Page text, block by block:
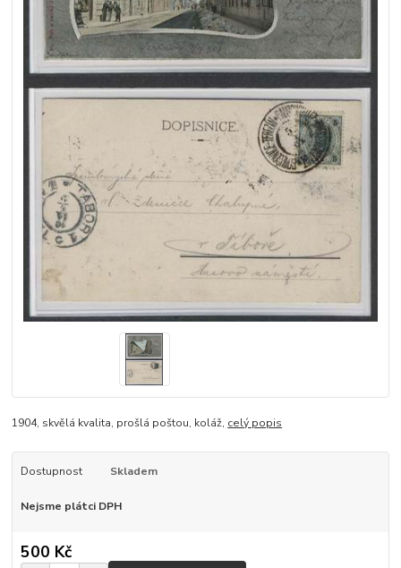
1904, skvělá kvalita, prošlá poštou, koláž, celý popis
Dostupnost Skladem
Nejsme plátci DPH
500 Kč